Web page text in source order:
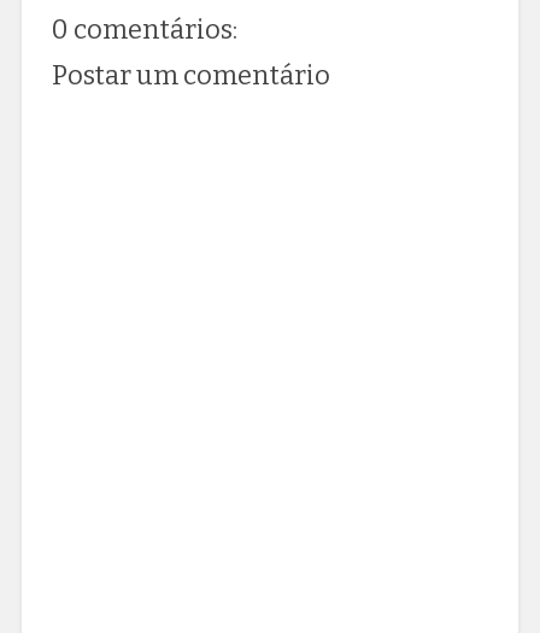
0 comentários:
Postar um comentário